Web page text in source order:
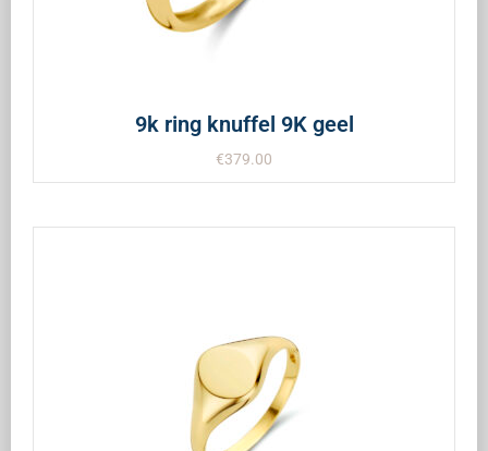
9k ring knuffel 9K geel
€379.00